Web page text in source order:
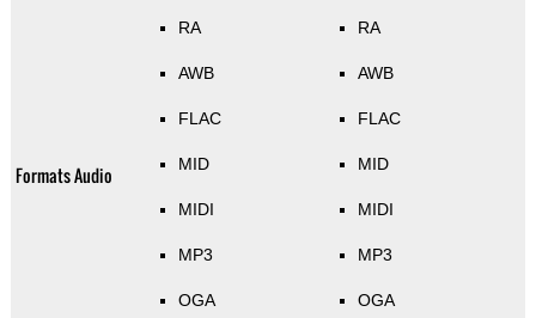
Formats Audio
RA
AWB
FLAC
MID
MIDI
MP3
OGA
RA
AWB
FLAC
MID
MIDI
MP3
OGA